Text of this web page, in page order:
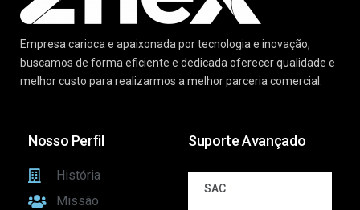
Empresa carioca e apaixonada por tecnologia e inovação,
buscamos de forma eficiente e dedicada oferecer qualidade e
melhor custo para realizarmos a melhor parceria comercial.
Nosso Perfil
História
Missão
Suporte Avançado
SAC